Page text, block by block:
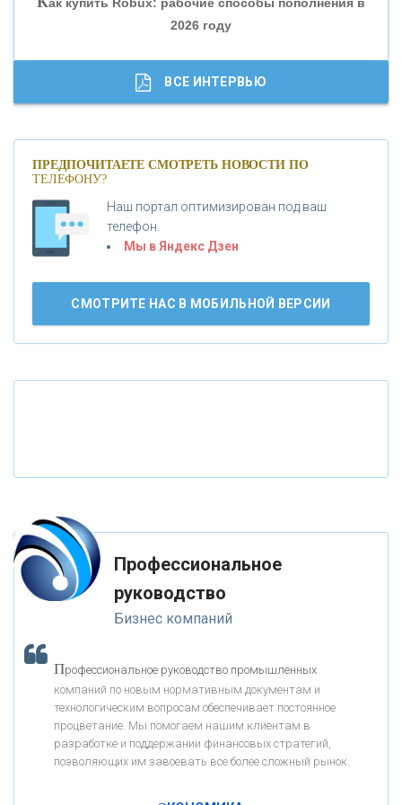
«ГАЗПРОМБАНК»
«МОСКОВСКИЙ КРЕДИТНЫЙ БАНК»
«БАНК ВОЗРОЖДЕНИЕ»
АО «КРЕДИТ ЕВРОПА БАНК»
«ФК ОТКРЫТИЕ»
«ЗАПСИБКОМБАНК»
«РОСЕВРОБАНК»
«ПРЕСС-СЛУЖБА ВТБ24»
«АВТОГРАДБАНК»
2026 году
Банки.ру обновил логотип впервые за 19 лет -
К ак Система быстрых платежей за пять лет
ВСЕ ИНТЕРВЬЮ
ПРЕДПОЧИТАЕТЕ СМОТРЕТЬ НОВОСТИ ПО
ТЕЛЕФОНУ?
Наш портал оптимизирован под ваш
телефон.
Мы в Яндекс Дзен
СМОТРИТЕ НАС В МОБИЛЬНОЙ ВЕРСИИ
Профессиональное
руководство
Бизнес компаний
Профессиональное руководство промышленных
компаний по новым нормативным документам и
технологическим вопросам обеспечивает постоянное
процветание. Мы помогаем нашим клиентам в
разработке и поддержании финансовых стратегий,
позволяющих им завоевать все более сложный рынок.